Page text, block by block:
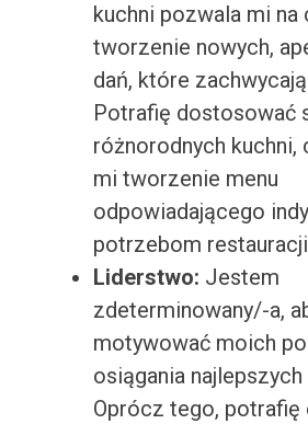
kuchni pozwala mi na
tworzenie nowych,
dań, które
Potrafię dostosować
różnorodnych kuchni,
mi tworzenie menu
odpowiadającego
potrzebom
Liderstwo: Jestem
zdeterminowany/-a,
motywować moich
osiągania
Oprócz tego, potrafię